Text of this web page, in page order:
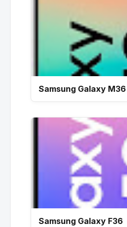
Samsung Galaxy M36
Samsung Galaxy F36